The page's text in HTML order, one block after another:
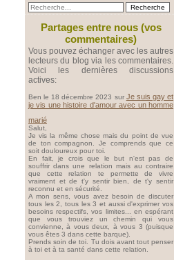
Partages entre nous (vos
commentaires)
Vous pouvez échanger avec les autres
lecteurs du blog via les commentaires.
Voici les dernières discussions
actives:
Ben le 18 décembre 2023 sur Je suis gay et
je vis une histoire d'amour avec un homme
marié
Salut,
Je vis la même chose mais du point de vue
de ton compagnon. Je comprends que ce
soit douloureux pour toi.
En fait, je crois que le but n'est pas de
souffrir dans une relation mais au contraire
que cette relation te permette de vivre
vraiment et de t'y sentir bien, de t'y sentir
reconnu et en sécurité.
A mon sens, vous avez besoin de discuter
tous les 2, tous les 3 et aussi d'exprimer vos
besoins respectifs, vos limites... en espérant
que vous trouviez un chemin qui vous
convienne, à vous deux, à vous 3 (puisque
vous êtes 3 dans cette barque).
Prends soin de toi. Tu dois avant tout penser
à toi et à ta santé dans cette relation.